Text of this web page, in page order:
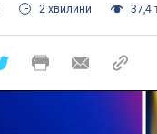
2 хвилини 37,4